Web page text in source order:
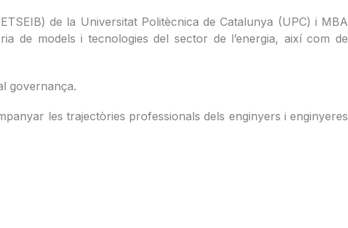
de la Universitat Politècnica de Catalunya (UPC) i MBA
de models i tecnologies del sector de l’energia, així com de
governança.
les trajectòries professionals dels enginyers i enginyeres